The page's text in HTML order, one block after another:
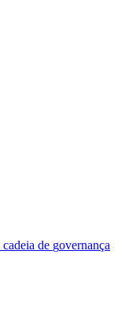
cadeia de governança